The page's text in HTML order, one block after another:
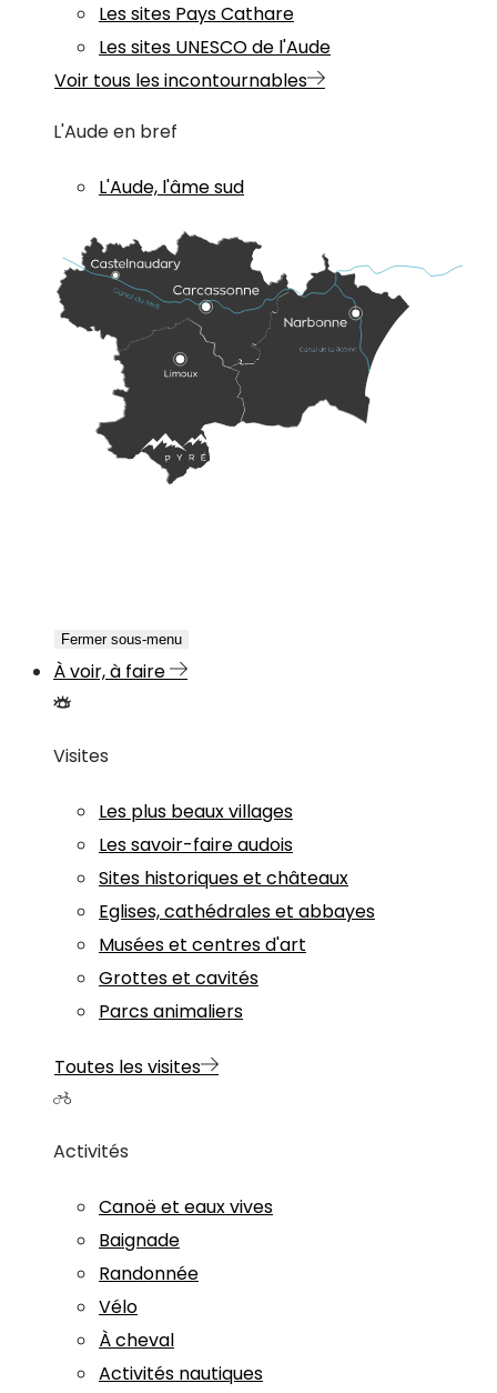
Les sites Pays Cathare
Les sites UNESCO de l'Aude
Voir tous les incontournables
L'Aude en bref
L'Aude, l'âme sud
Fermer sous-menu
À voir, à faire
Visites
Les plus beaux villages
Les savoir-faire audois
Sites historiques et châteaux
Eglises, cathédrales et abbayes
Musées et centres d'art
Grottes et cavités
Parcs animaliers
Toutes les visites
Activités
Canoë et eaux vives
Baignade
Randonnée
Vélo
À cheval
Activités nautiques